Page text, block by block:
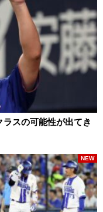
スの可能性が出てき
NEW